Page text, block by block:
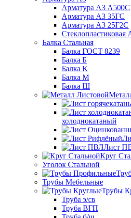
Арматура А3 А500С
Арматура А3 35ГС
Арматура А3 25Г2С
Стеклопластиковая
Балка Стальная
Балка ГОСТ 8239
Балка Б
Балка К
Балка М
Балка Ш
холоднокатаный
Лист
Круг
Уголок Стальной
Трубы Мебельные
Трубы
Труба э/св
Труба ВГП